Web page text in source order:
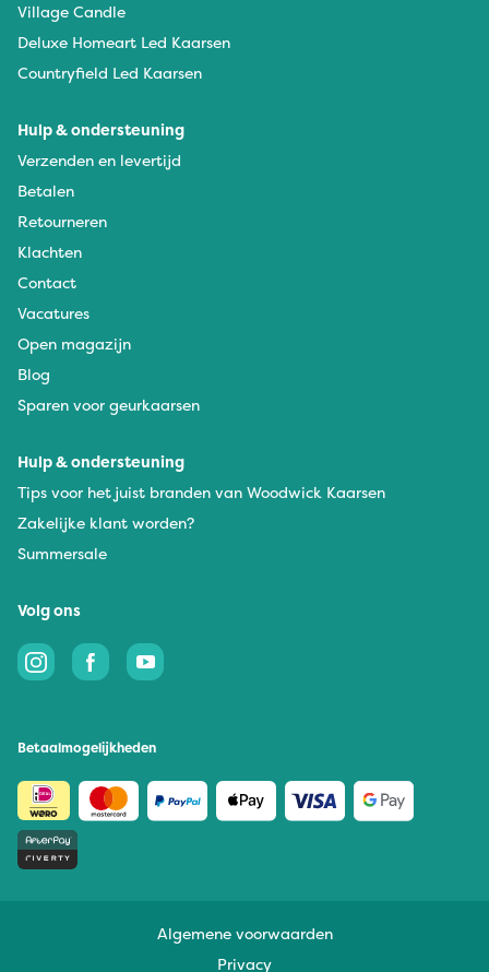
Village Candle
Deluxe Homeart Led Kaarsen
Countryfield Led Kaarsen
Hulp & ondersteuning
Verzenden en levertijd
Betalen
Retourneren
Klachten
Contact
Vacatures
Open magazijn
Blog
Sparen voor geurkaarsen
Hulp & ondersteuning
Tips voor het juist branden van Woodwick Kaarsen
Zakelijke klant worden?
Summersale
Volg ons
Betaalmogelijkheden
Algemene voorwaarden
Privacy